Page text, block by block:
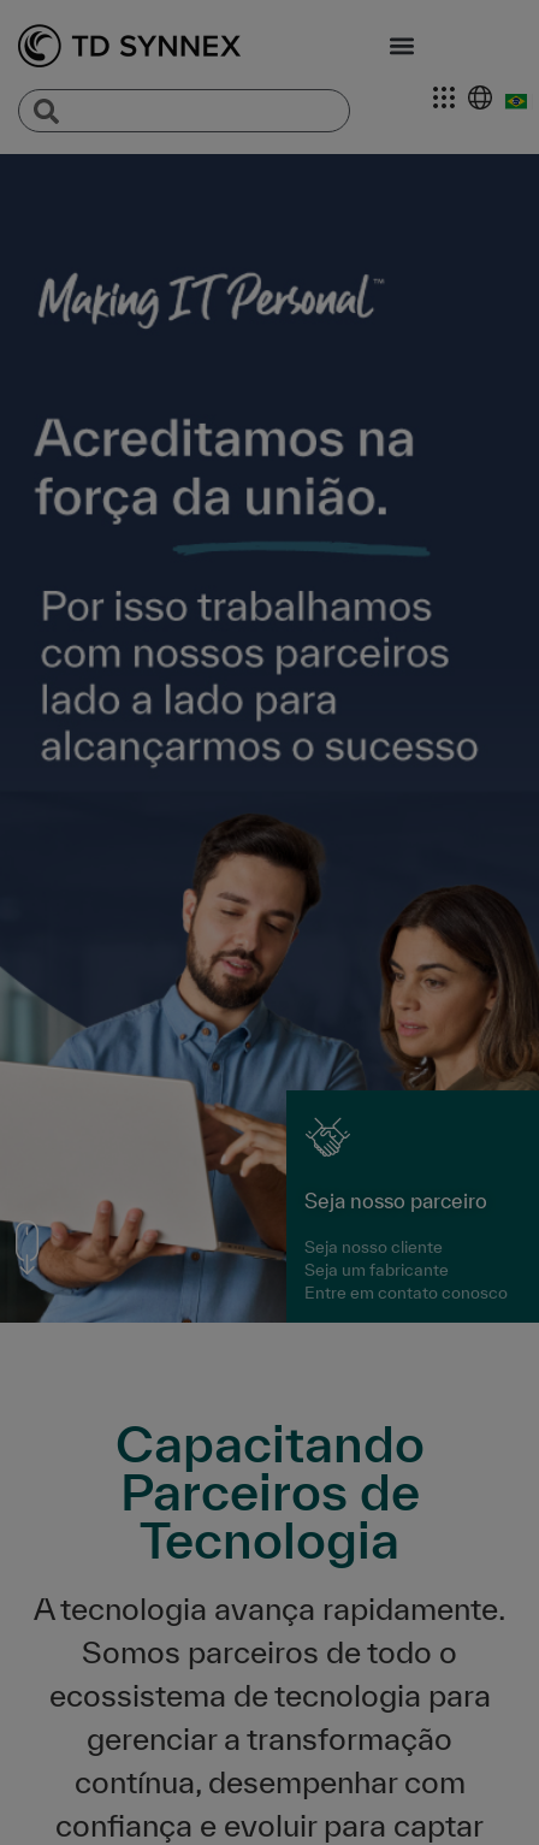
Seja nosso parceiro
Seja nosso cliente
Seja um fabricante
Entre em contato conosco
Capacitando
Parceiros de
Tecnologia
A tecnologia avança rapidamente.
Somos parceiros de todo o
ecossistema de tecnologia para
gerenciar a transformação
contínua, desempenhar com
confiança e evoluir para captar